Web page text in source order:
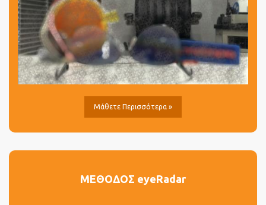
Μάθετε Περισσότερα »
ΜΕΘΟΔΟΣ eyeRadar